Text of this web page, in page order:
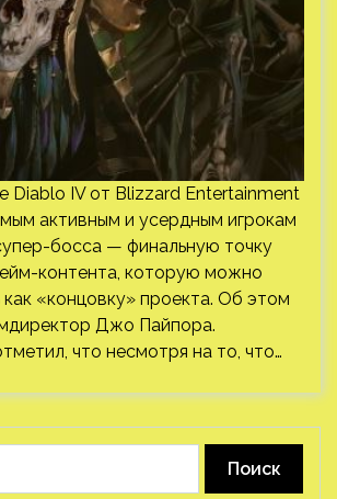
Diablo IV от Blizzard Entertainment
активным и усердным игрокам
босса — финальную точку
контента, которую можно
«концовку» проекта. Об этом
Джо Пайпора.
что несмотря на то, что…